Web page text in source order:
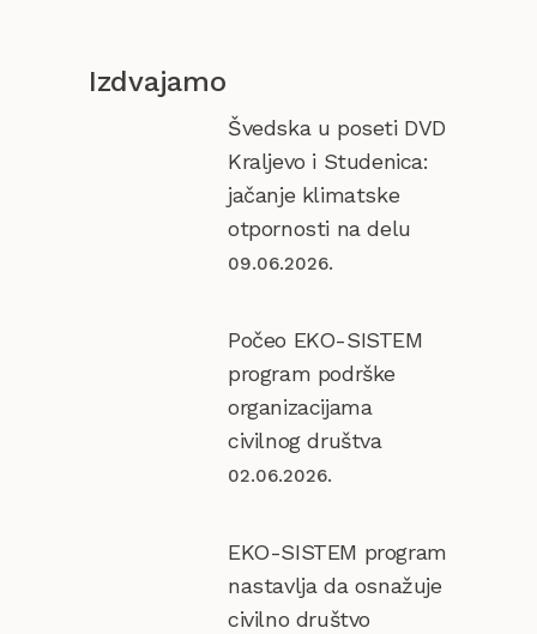
Izdvajamo
Švedska u poseti DVD
Kraljevo i Studenica:
jačanje klimatske
otpornosti na delu
09.06.2026.
Počeo EKO-SISTEM
program podrške
organizacijama
civilnog društva
02.06.2026.
EKO-SISTEM program
nastavlja da osnažuje
civilno društvo